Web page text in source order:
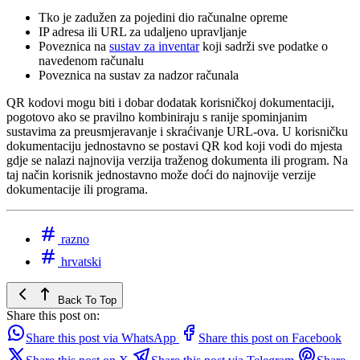
Tko je zadužen za pojedini dio računalne opreme
IP adresa ili URL za udaljeno upravljanje
Poveznica na sustav za inventarkoji sadrži sve podatke o
navedenom računalu
Poveznica na sustav za nadzor računala
QR kodovi mogu biti i dobar dodatak korisničkoj dokumentaciji,
pogotovo ako se pravilno kombiniraju s ranije spominjanim
sustavima za preusmjeravanje i skraćivanje URL-ova. U korisničku
dokumentaciju jednostavno se postavi QR kod koji vodi do mjesta
gdje se nalazi najnovija verzija traženog dokumenta ili program. Na
taj način korisnik jednostavno može doći do najnovije verzije
dokumentacije ili programa.
razno
hrvatski
Back To Top
Share this post on:
Share this post via WhatsApp
Share this post on Facebook